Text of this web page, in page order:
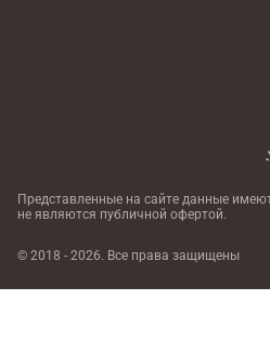
Представленные на сайте данные
не являются публичной офертой.
© 2018 - 2026. Все права защищены